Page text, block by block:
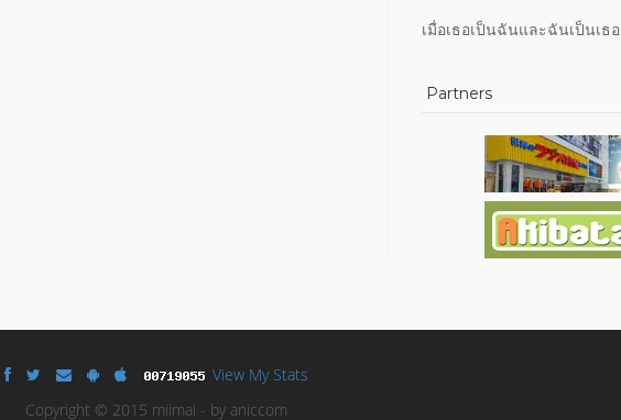
เมื่อเธอเป็นฉันและฉันเป็นเธอ
Partners
View My Stats
Copyright © 2015 miimai - by aniccom